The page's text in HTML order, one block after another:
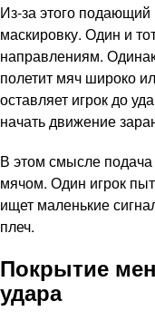
Из-за этого подающий
маскировку. Один и
направлениям.
полетит мяч широко
оставляет игрок до
начать движение
В этом смысле подача
мячом. Один игрок
ищет маленькие
плеч.
Покрытие
удара